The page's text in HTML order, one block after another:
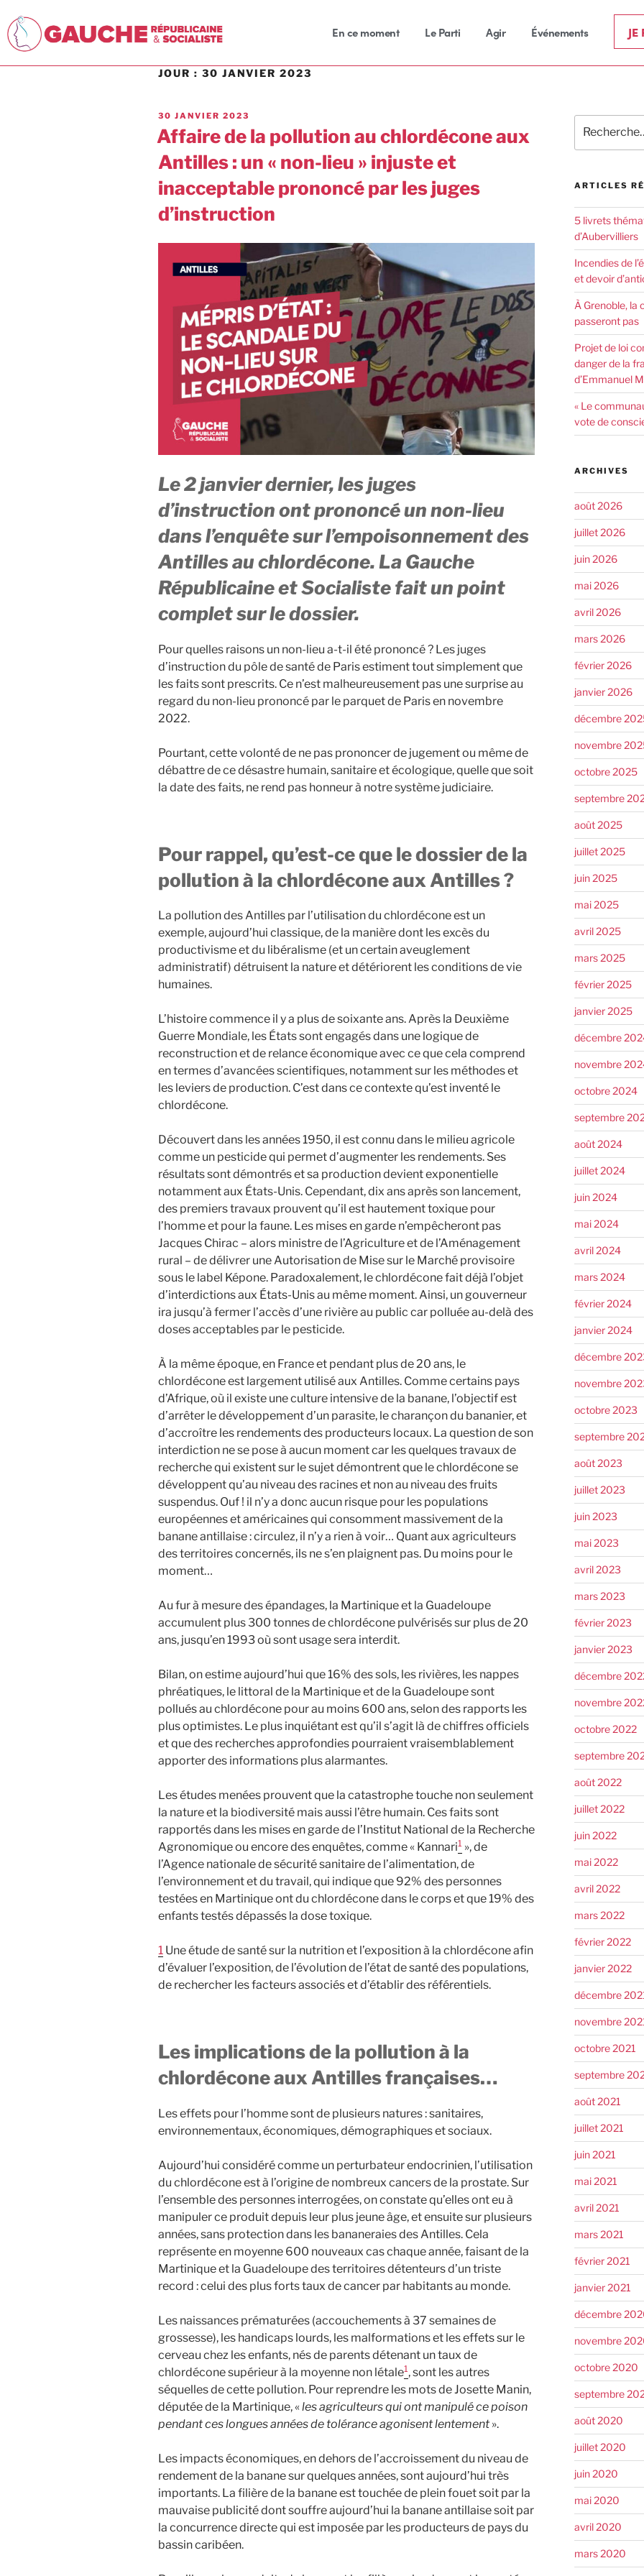
En ce moment Le Parti Agir Événements JE
JOUR : 30 JANVIER 2023
30 JANVIER 2023
Affaire de la pollution au chlordécone aux
Antilles : un « non-lieu » injuste et
inacceptable prononcé par les juges
d’instruction
Le 2 janvier dernier, les juges
d’instruction ont prononcé un non-lieu
dans l’enquête sur l’empoisonnement des
Antilles au chlordécone. La Gauche
Républicaine et Socialiste fait un point
complet sur le dossier.
Pour quelles raisons un non-lieu a-t-il été prononcé ? Les juges
d’instruction du pôle de santé de Paris estiment tout simplement que
les faits sont prescrits. Ce n’est malheureusement pas une surprise au
regard du non-lieu prononcé par le parquet de Paris en novembre
2022.
Pourtant, cette volonté de ne pas prononcer de jugement ou même de
débattre de ce désastre humain, sanitaire et écologique, quelle que soit
la date des faits, ne rend pas honneur à notre système judiciaire.
Pour rappel, qu’est-ce que le dossier de la
pollution à la chlordécone aux Antilles ?
La pollution des Antilles par l’utilisation du chlordécone est un
exemple, aujourd’hui classique, de la manière dont les excès du
productivisme et du libéralisme (et un certain aveuglement
administratif) détruisent la nature et détériorent les conditions de vie
humaines.
L’histoire commence il y a plus de soixante ans. Après la Deuxième
Guerre Mondiale, les États sont engagés dans une logique de
reconstruction et de relance économique avec ce que cela comprend
en termes d’avancées scientifiques, notamment sur les méthodes et
les leviers de production. C’est dans ce contexte qu’est inventé le
chlordécone.
Découvert dans les années 1950, il est connu dans le milieu agricole
comme un pesticide qui permet d’augmenter les rendements. Ses
résultats sont démontrés et sa production devient exponentielle
notamment aux États-Unis. Cependant, dix ans après son lancement,
des premiers travaux prouvent qu’il est hautement toxique pour
l’homme et pour la faune. Les mises en garde n’empêcheront pas
Jacques Chirac – alors ministre de l’Agriculture et de l’Aménagement
rural – de délivrer une Autorisation de Mise sur le Marché provisoire
sous le label Képone. Paradoxalement, le chlordécone fait déjà l’objet
d’interdictions aux États-Unis au même moment. Ainsi, un gouverneur
ira jusqu’à fermer l’accès d’une rivière au public car polluée au-delà des
doses acceptables par le pesticide.
À la même époque, en France et pendant plus de 20 ans, le
chlordécone est largement utilisé aux Antilles. Comme certains pays
d’Afrique, où il existe une culture intensive de la banane, l’objectif est
d’arrêter le développement d’un parasite, le charançon du bananier, et
d’accroître les rendements des producteurs locaux. La question de son
interdiction ne se pose à aucun moment car les quelques travaux de
recherche qui existent sur le sujet démontrent que le chlordécone se
développent qu’au niveau des racines et non au niveau des fruits
suspendus. Ouf ! il n’y a donc aucun risque pour les populations
européennes et américaines qui consomment massivement de la
banane antillaise : circulez, il n’y a rien à voir… Quant aux agriculteurs
des territoires concernés, ils ne s’en plaignent pas. Du moins pour le
moment…
Au fur à mesure des épandages, la Martinique et la Guadeloupe
accumulent plus 300 tonnes de chlordécone pulvérisés sur plus de 20
ans, jusqu’en 1993 où sont usage sera interdit.
Bilan, on estime aujourd’hui que 16% des sols, les rivières, les nappes
phréatiques, le littoral de la Martinique et de la Guadeloupe sont
pollués au chlordécone pour au moins 600 ans, selon des rapports les
plus optimistes. Le plus inquiétant est qu’il s’agit là de chiffres officiels
et que des recherches approfondies pourraient vraisemblablement
apporter des informations plus alarmantes.
Les études menées prouvent que la catastrophe touche non seulement
la nature et la biodiversité mais aussi l’être humain. Ces faits sont
rapportés dans les mises en garde de l’Institut National de la Recherche
Agronomique ou encore des enquêtes, comme « Kannari1 », de
l’Agence nationale de sécurité sanitaire de l’alimentation, de
l’environnement et du travail, qui indique que 92% des personnes
testées en Martinique ont du chlordécone dans le corps et que 19% des
enfants testés dépassés la dose toxique.
1 Une étude de santé sur la nutrition et l’exposition à la chlordécone afin
d’évaluer l’exposition, de l’évolution de l’état de santé des populations,
de rechercher les facteurs associés et d’établir des référentiels.
Les implications de la pollution à la
chlordécone aux Antilles françaises…
Les effets pour l’homme sont de plusieurs natures : sanitaires,
environnementaux, économiques, démographiques et sociaux.
Aujourd’hui considéré comme un perturbateur endocrinien, l’utilisation
du chlordécone est à l’origine de nombreux cancers de la prostate. Sur
l’ensemble des personnes interrogées, on constate qu’elles ont eu à
manipuler ce produit depuis leur plus jeune âge, et ensuite sur plusieurs
années, sans protection dans les bananeraies des Antilles. Cela
représente en moyenne 600 nouveaux cas chaque année, faisant de la
Martinique et la Guadeloupe des territoires détenteurs d’un triste
record : celui des plus forts taux de cancer par habitants au monde.
Les naissances prématurées (accouchements à 37 semaines de
grossesse), les handicaps lourds, les malformations et les effets sur le
cerveau chez les enfants, nés de parents détenant un taux de
chlordécone supérieur à la moyenne non létale1 , sont les autres
séquelles de cette pollution. Pour reprendre les mots de Josette Manin,
députée de la Martinique, «les agriculteurs qui ont manipulé ce poison
pendant ces longues années de tolérance agonisent lentement ».
Les impacts économiques, en dehors de l’accroissement du niveau de
rendement de la banane sur quelques années, sont aujourd’hui très
importants. La filière de la banane est touchée de plein fouet soit par la
mauvaise publicité dont souffre aujourd’hui la banane antillaise soit par
la concurrence directe qui est imposée par les producteurs de pays du
bassin caribéen.
ARTICLES
5 livrets
d’Aubervilliers
Incendies de
et devoir
À Grenoble, la
passeront pas
Projet de loi
danger de la
d’Emmanuel
« Le
vote de
ARCHIVES
août 2026
juillet 2026
juin 2026
mai 2026
avril 2026
mars 2026
février 2026
janvier 2026
décembre
novembre
octobre 2025
septembre
août 2025
juillet 2025
juin 2025
mai 2025
avril 2025
mars 2025
février 2025
janvier 2025
décembre
novembre
octobre 2024
septembre
août 2024
juillet 2024
juin 2024
mai 2024
avril 2024
mars 2024
février 2024
janvier 2024
décembre
novembre
octobre 2023
septembre
août 2023
juillet 2023
juin 2023
mai 2023
avril 2023
mars 2023
février 2023
janvier 2023
décembre
novembre
octobre 2022
septembre
août 2022
juillet 2022
juin 2022
mai 2022
avril 2022
mars 2022
février 2022
janvier 2022
décembre
novembre
octobre 2021
septembre
août 2021
juillet 2021
juin 2021
mai 2021
avril 2021
mars 2021
février 2021
janvier 2021
décembre
novembre
octobre 2020
septembre
août 2020
juillet 2020
juin 2020
mai 2020
avril 2020
mars 2020